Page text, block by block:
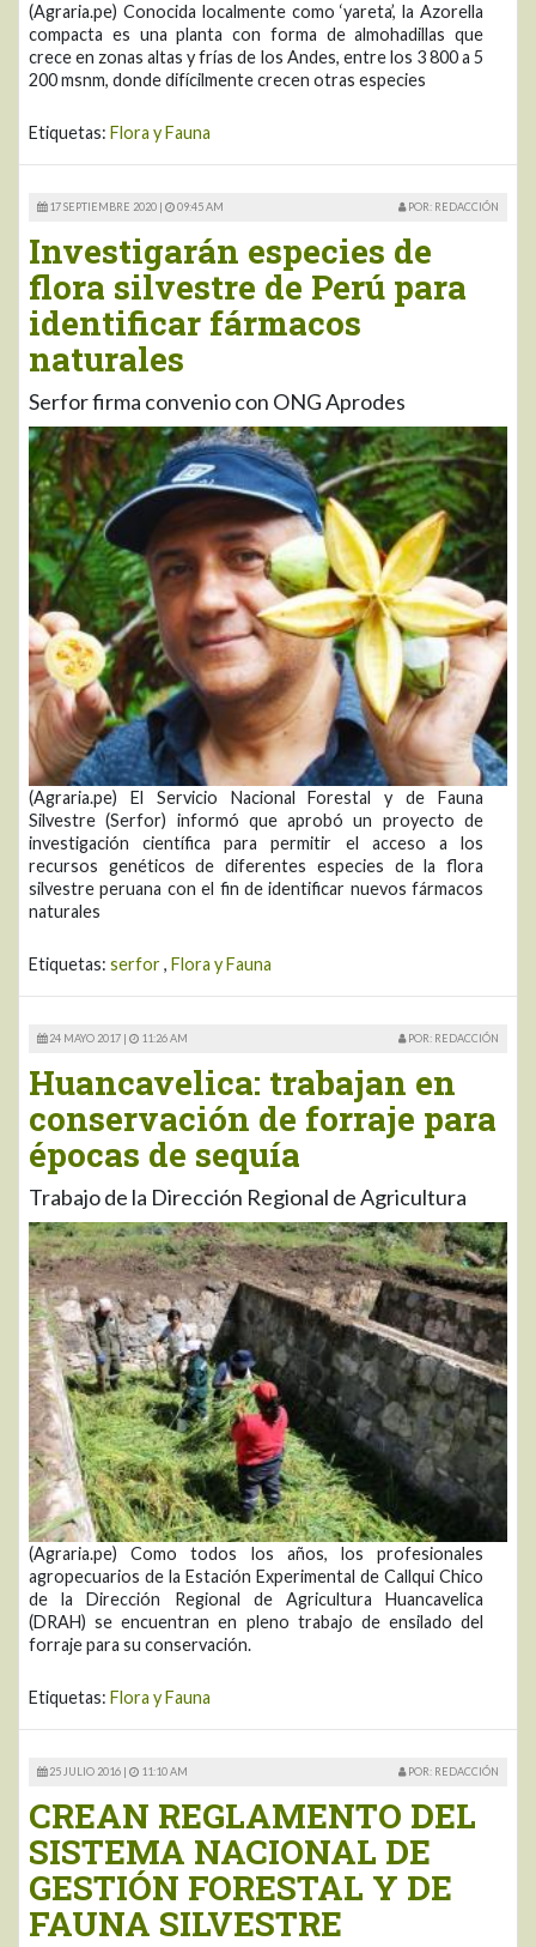
(Agraria.pe) Conocida localmente como ‘yareta’, la Azorella
compacta es una planta con forma de almohadillas que
crece en zonas altas y frías de los Andes, entre los 3 800 a 5
200 msnm, donde difícilmente crecen otras especies
Etiquetas: Flora y Fauna
17 SEPTIEMBRE 2020 | 09:45 AM POR: REDACCIÓN
Investigarán especies de
flora silvestre de Perú para
identificar fármacos
naturales
Serfor firma convenio con ONG Aprodes
(Agraria.pe) El Servicio Nacional Forestal y de Fauna
Silvestre (Serfor) informó que aprobó un proyecto de
investigación científica para permitir el acceso a los
recursos genéticos de diferentes especies de la flora
silvestre peruana con el fin de identificar nuevos fármacos
naturales
Etiquetas: serfor, Flora y Fauna
24 MAYO 2017 | 11:26 AM POR: REDACCIÓN
Huancavelica: trabajan en
conservación de forraje para
épocas de sequía
Trabajo de la Dirección Regional de Agricultura
(Agraria.pe) Como todos los años, los profesionales
agropecuarios de la Estación Experimental de Callqui Chico
de la Dirección Regional de Agricultura Huancavelica
(DRAH) se encuentran en pleno trabajo de ensilado del
forraje para su conservación.
Etiquetas: Flora y Fauna
25 JULIO 2016 | 11:10 AM POR: REDACCIÓN
CREAN REGLAMENTO DEL
SISTEMA NACIONAL DE
GESTIÓN FORESTAL Y DE
FAUNA SILVESTRE